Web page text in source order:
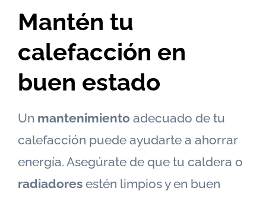
Mantén tu
calefacción en
buen estado
Un mantenimiento adecuado de tu
calefacción puede ayudarte a ahorrar
energía. Asegúrate de que tu caldera o
radiadores estén limpios y en buen